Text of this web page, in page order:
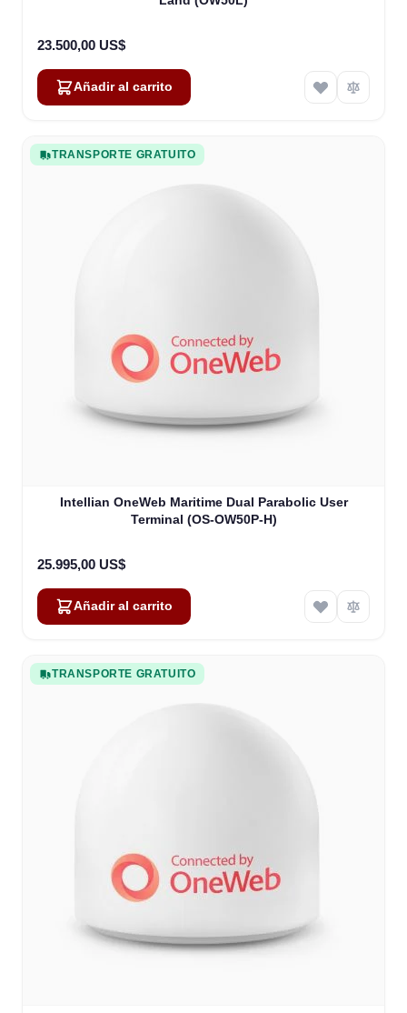
23.500,00 US$
Añadir al carrito
TRANSPORTE GRATUITO
Intellian OneWeb Maritime Dual Parabolic User
Terminal (OS-OW50P-H)
25.995,00 US$
Añadir al carrito
TRANSPORTE GRATUITO